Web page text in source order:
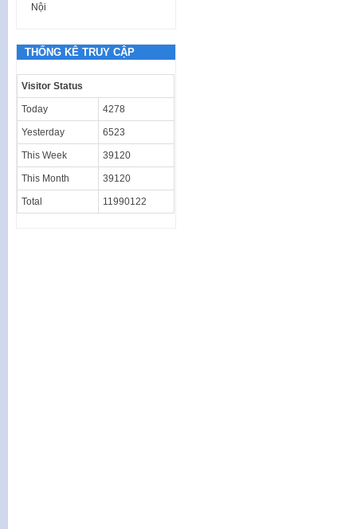
Nội
THỐNG KÊ TRUY CẬP
Visitor Status
Today 4278
Yesterday 6523
This Week 39120
This Month 39120
Total 11990122